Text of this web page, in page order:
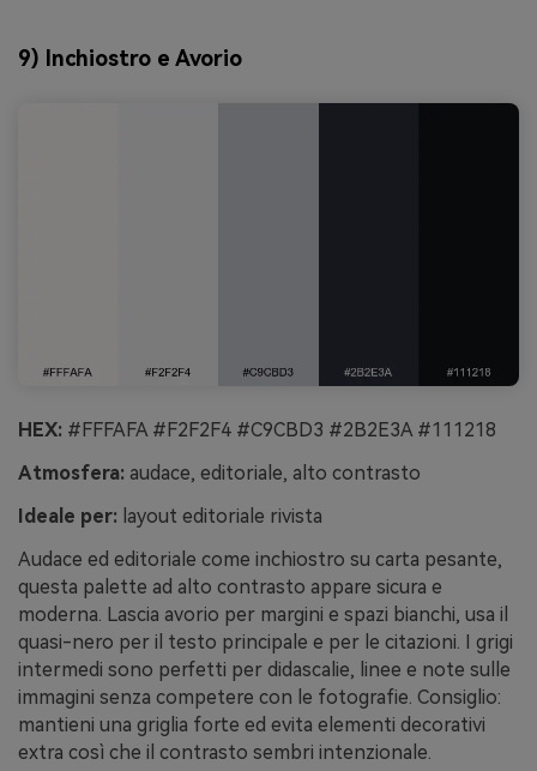
9) Inchiostro e Avorio
HEX: #FFFAFA #F2F2F4 #C9CBD3 #2B2E3A #111218
Atmosfera: audace, editoriale, alto contrasto
Ideale per: layout editoriale rivista
Audace ed editoriale come inchiostro su carta pesante,
questa palette ad alto contrasto appare sicura e
moderna. Lascia avorio per margini e spazi bianchi, usa il
quasi-nero per il testo principale e per le citazioni. I grigi
intermedi sono perfetti per didascalie, linee e note sulle
immagini senza competere con le fotografie. Consiglio:
mantieni una griglia forte ed evita elementi decorativi
extra così che il contrasto sembri intenzionale.